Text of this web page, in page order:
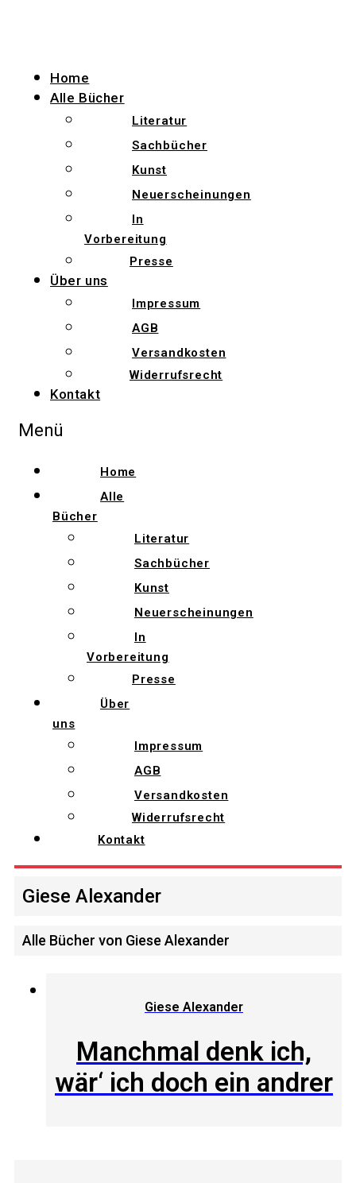
Home
Alle Bücher
Literatur
Sachbücher
Kunst
Neuerscheinungen
In
Vorbereitung
Presse
Über uns
Impressum
AGB
Versandkosten
Widerrufsrecht
Kontakt
Menü
Home
Alle
Bücher
Literatur
Sachbücher
Kunst
Neuerscheinungen
In
Vorbereitung
Presse
Über
uns
Impressum
AGB
Versandkosten
Widerrufsrecht
Kontakt
Giese Alexander
Alle Bücher von Giese Alexander
Giese Alexander
Manchmal denk ich,
wär‘ ich doch ein andrer